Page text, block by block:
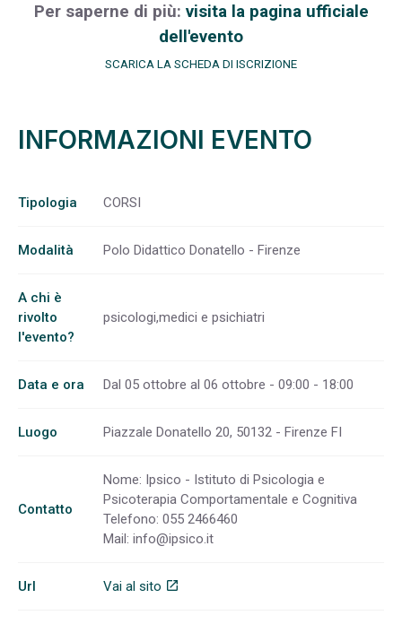
Per saperne di più: visita la pagina ufficiale
dell'evento
SCARICA LA SCHEDA DI ISCRIZIONE
INFORMAZIONI EVENTO
Tipologia CORSI
Modalità Polo Didattico Donatello - Firenze
A chi è
rivolto
l'evento?
psicologi,medici e psichiatri
Data e ora Dal 05 ottobre al 06 ottobre - 09:00 - 18:00
Luogo Piazzale Donatello 20, 50132 - Firenze FI
Contatto
Nome: Ipsico - Istituto di Psicologia e
Psicoterapia Comportamentale e Cognitiva
Telefono: 055 2466460
Mail: info@ipsico.it
Url Vai al sito open_in_new